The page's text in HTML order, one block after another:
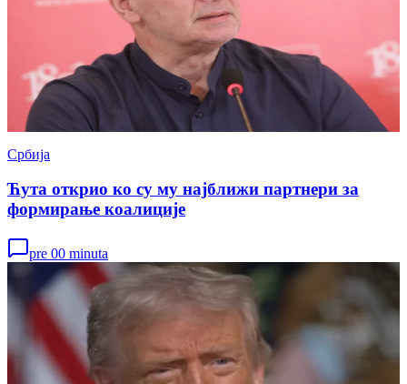
Србија
Ћута открио ко су му најближи партнери за
формирање коалиције
pre 00 minuta